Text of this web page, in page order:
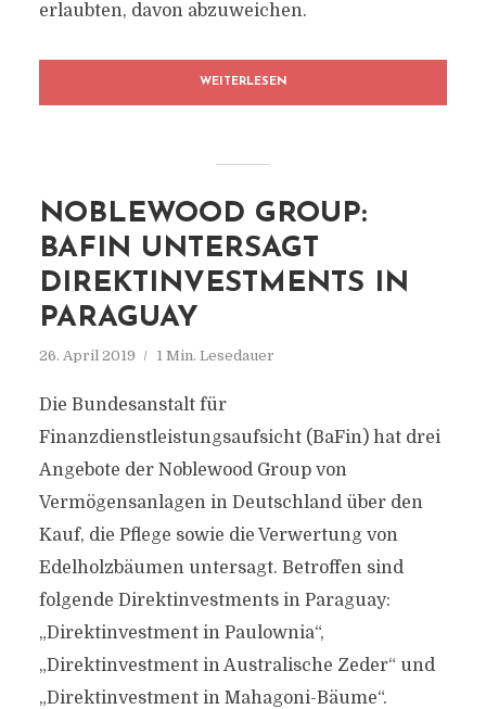
erlaubten, davon abzuweichen.
WEITERLESEN
NOBLEWOOD GROUP:
BAFIN UNTERSAGT
DIREKTINVESTMENTS IN
PARAGUAY
26. April 2019 1 Min. Lesedauer
Die Bundesanstalt für
Finanzdienstleistungsaufsicht (BaFin) hat drei
Angebote der Noblewood Group von
Vermögensanlagen in Deutschland über den
Kauf, die Pflege sowie die Verwertung von
Edelholzbäumen untersagt. Betroffen sind
folgende Direktinvestments in Paraguay:
„Direktinvestment in Paulownia“,
„Direktinvestment in Australische Zeder“ und
„Direktinvestment in Mahagoni-Bäume“.